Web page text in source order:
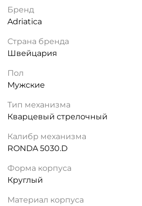
Бренд
Adriatica
Страна бренда
Швейцария
Пол
Мужские
Тип механизма
Кварцевый стрелочный
Калибр механизма
RONDA 5030.D
Форма корпуса
Круглый
Материал корпуса